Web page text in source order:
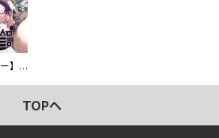
【フルカラー】さよなら、私の大好きな１０００人のキミ。
TOPへ